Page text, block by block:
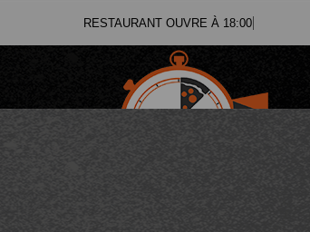
RESTAURANT OUVRE À 18:00